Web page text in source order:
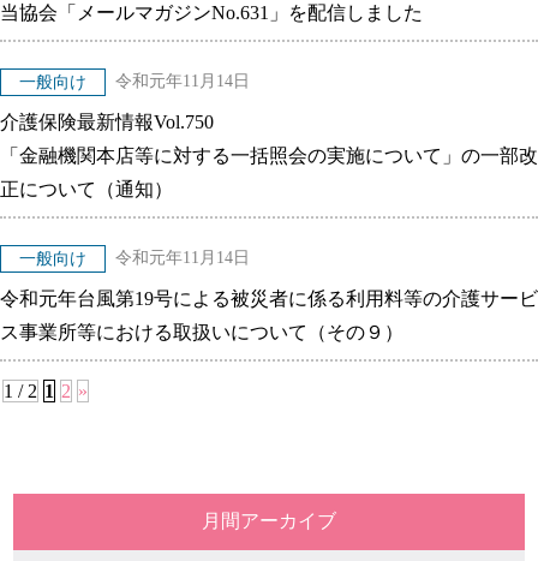
当協会「メールマガジンNo.631」を配信しました
一般向け 令和元年11月14日
介護保険最新情報Vol.750
「金融機関本店等に対する一括照会の実施について」の一部改
正について（通知）
一般向け 令和元年11月14日
令和元年台風第19号による被災者に係る利用料等の介護サービ
ス事業所等における取扱いについて（その９）
1 / 2 1 2 »
月間アーカイブ